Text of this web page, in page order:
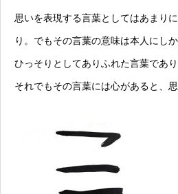
思いを表現する言葉としてはあまり
り。でもその言葉の意味は本人にし
ひっそりとしてありふれた言葉であ
それでもその言葉には心があると、思